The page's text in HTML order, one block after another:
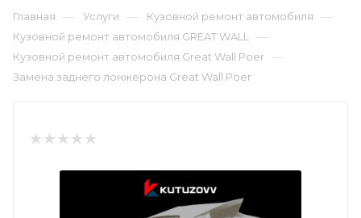
Главная — Услуги — Кузовной ремонт автомобиля —
Кузовной ремонт автомобиля GREAT WALL —
Кузовной ремонт автомобиля Great Wall Poer —
Замена заднего лонжерона Great Wall Poer